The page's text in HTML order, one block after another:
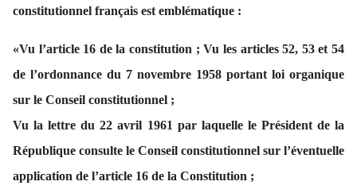
constitutionnel français est emblématique :
«Vu l’article 16 de la constitution ; Vu les articles 52, 53 et 54
de l’ordonnance du 7 novembre 1958 portant loi organique
sur le Conseil constitutionnel ;
Vu la lettre du 22 avril 1961 par laquelle le Président de la
République consulte le Conseil constitutionnel sur l’éventuelle
application de l’article 16 de la Constitution ;